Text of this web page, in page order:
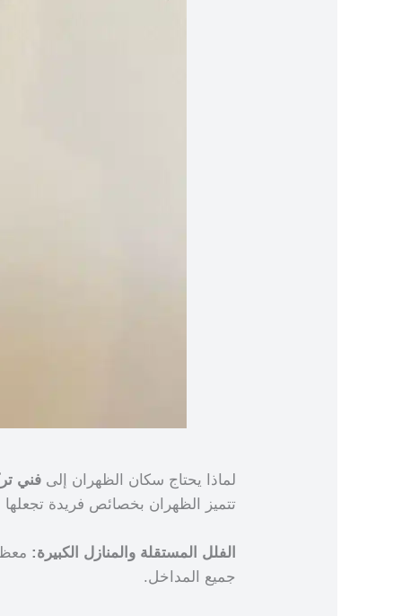
لماذا يحتاج سكان الظهران إلىفني
تتميز الظهران بخصائص فريدة
الفلل المستقلة والمنازل الكبيرة:
جميع المداخل.